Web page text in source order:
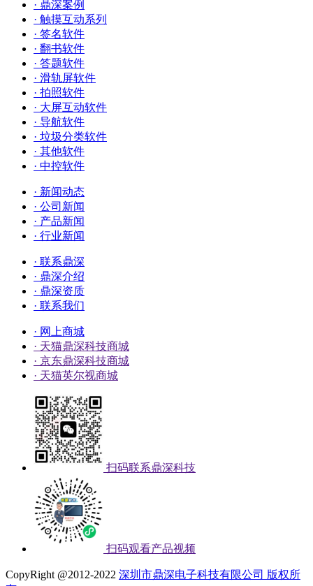
· 鼎深案例
· 触摸互动系列
· 签名软件
· 翻书软件
· 答题软件
· 滑轨屏软件
· 拍照软件
· 大屏互动软件
· 导航软件
· 垃圾分类软件
· 其他软件
· 中控软件
· 新闻动态
· 公司新闻
· 产品新闻
· 行业新闻
· 联系鼎深
· 鼎深介绍
· 鼎深资质
· 联系我们
· 网上商城
· 天猫鼎深科技商城
· 京东鼎深科技商城
· 天猫英尔视商城
扫码联系鼎深科技
扫码观看产品视频
CopyRight @2012-2022 深圳市鼎深电子科技有限公司 版权所